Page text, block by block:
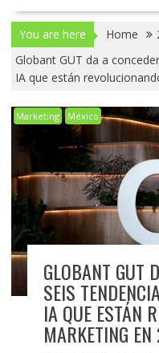
You are here Home
Globant GUT da a
IA que están
Marketing México
GLOBANT GUT
SEIS
IA QUE ESTÁN
MARKETING